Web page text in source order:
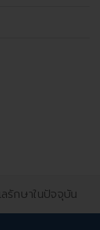
ลรักษาในปัจจุบัน